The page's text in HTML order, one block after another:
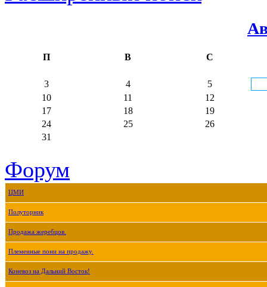
П В С
3 4
5
10
11
12
17
18
19
24
25
26
31
Форум
ЦМИ
Полуторник
Продажа жеребцов.
Племенные пони на продажу.
Коневоз на Дальний Восток!